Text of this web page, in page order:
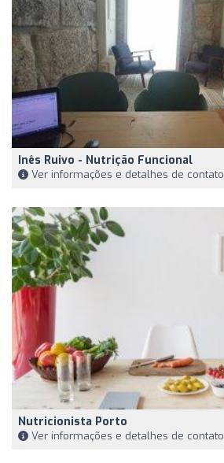
Inês Ruivo - Nutrição Funcional
Ver informações e detalhes de contato
Nutricionista Porto
Ver informações e detalhes de contato